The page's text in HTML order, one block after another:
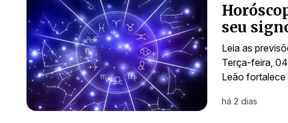
seu
Leia as
Terça-feira,
Leão
há 2 dias